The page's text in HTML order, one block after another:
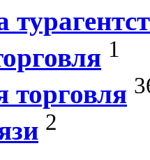
1
торговля
2